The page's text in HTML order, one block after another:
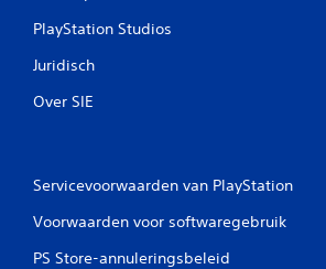
PlayStation Studios
Juridisch
Over SIE
Servicevoorwaarden van PlayStation
Voorwaarden voor softwaregebruik
PS Store-annuleringsbeleid